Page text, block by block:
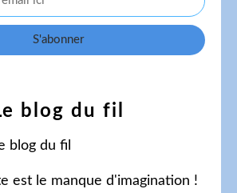
blog du fil
est le manque d'imagination !